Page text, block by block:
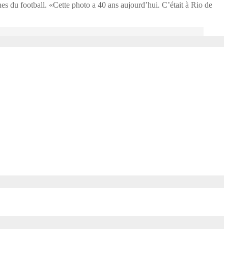
du football. «Cette photo a 40 ans aujourd’hui. C’était à Rio de